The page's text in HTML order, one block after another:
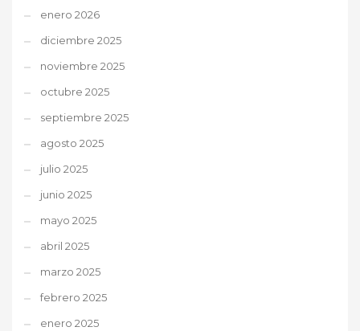
enero 2026
diciembre 2025
noviembre 2025
octubre 2025
septiembre 2025
agosto 2025
julio 2025
junio 2025
mayo 2025
abril 2025
marzo 2025
febrero 2025
enero 2025